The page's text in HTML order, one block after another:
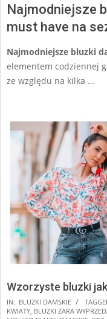
Najmodniejsze
must have na
Najmodniejsze bluzki
elementem codziennej
ze względu na kilka …
Wzorzyste bluzki
2024-
09-
IN: BLUZKI DAMSKIE
KWIATY, BLUZKI ZARA